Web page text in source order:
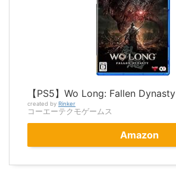
【PS5】Wo Long: Fallen Dynasty
created by Rinker
コーエーテクモゲームス
Amazon